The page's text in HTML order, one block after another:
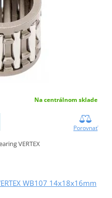
Na centrálnom sklade
Porovnať
VERTEX
WB107 14x18x16mm